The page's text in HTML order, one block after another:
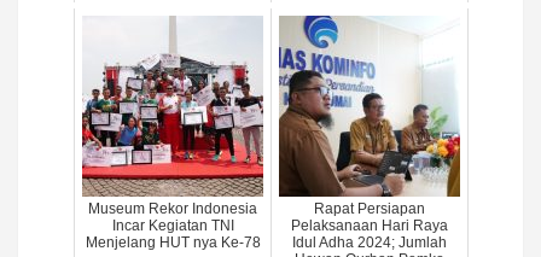
Museum Rekor Indonesia
Incar Kegiatan TNI
Menjelang HUT nya Ke-78
Rapat Persiapan
Pelaksanaan Hari Raya
Idul Adha 2024; Jumlah